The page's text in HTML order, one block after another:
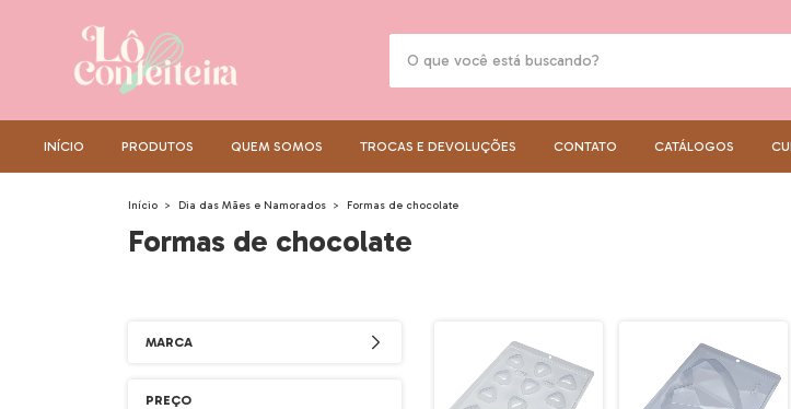
INÍCIO PRODUTOS QUEM SOMOS TROCAS E DEVOLUÇÕES CONTATO CATÁLOGOS
Início > Dia das Mães e Namorados > Formas de chocolate
Formas de chocolate
MARCA
PREÇO